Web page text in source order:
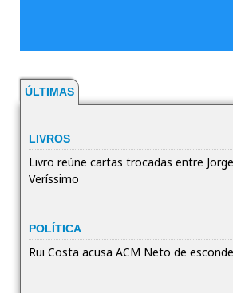
ÚLTIMAS
LIVROS
Livro reúne cartas trocadas entre
Veríssimo
POLÍTICA
Rui Costa acusa ACM Neto de